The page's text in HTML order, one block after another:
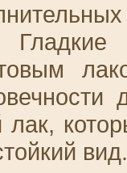
лак,
вид.